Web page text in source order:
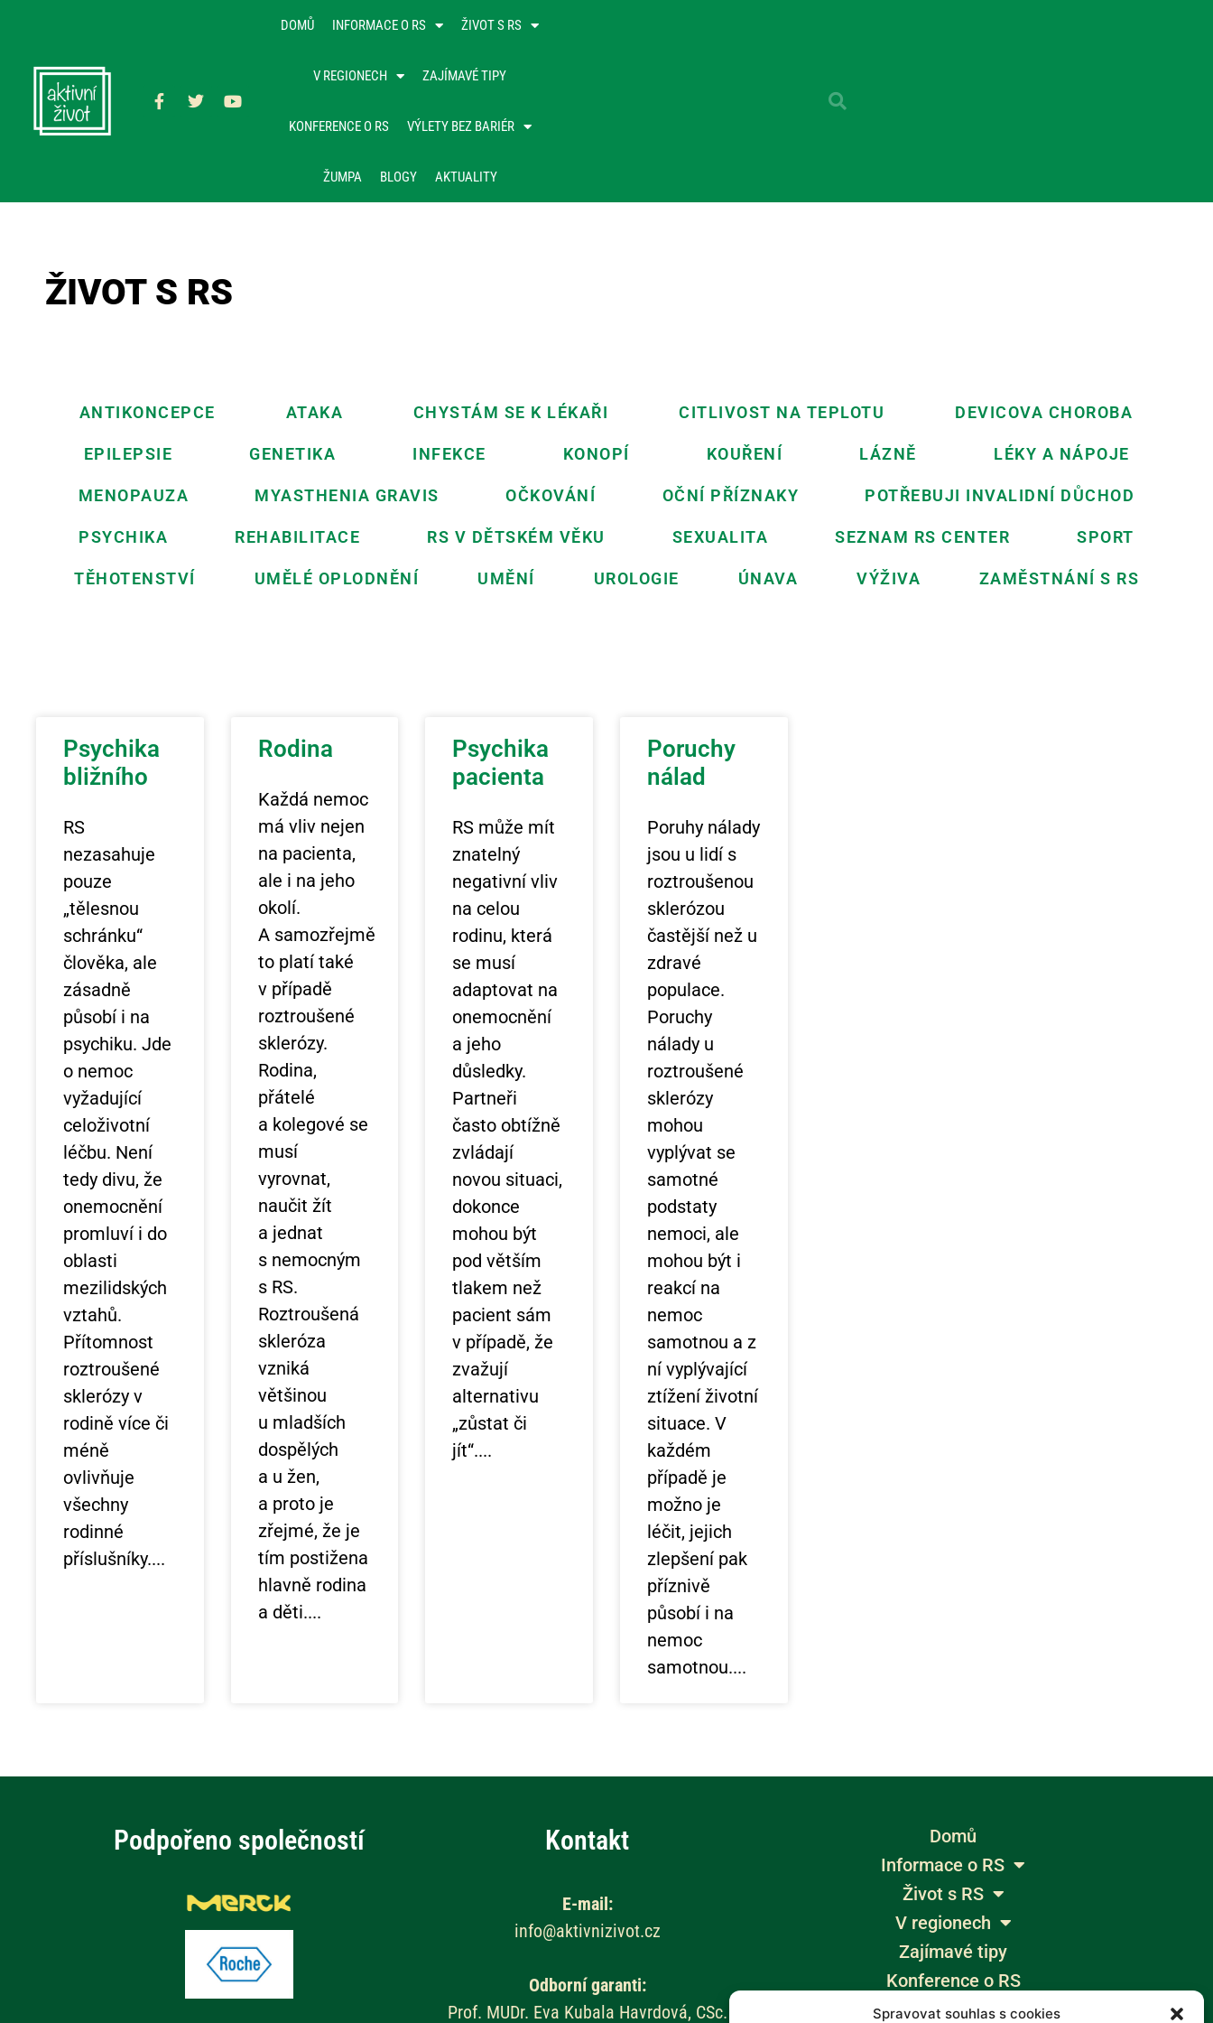
Spravovat souhlas s cookies
DOMŮ INFORMACE O RS ŽIVOT S RS
V REGIONECH ZAJÍMAVÉ TIPY
KONFERENCE O RS VÝLETY BEZ BARIÉR
ŽUMPA BLOGY AKTUALITY
ŽIVOT S RS
ANTIKONCEPCE ATAKA CHYSTÁM SE K LÉKAŘI CITLIVOST NA TEPLOTU DEVICOVA CHOROBA
EPILEPSIE GENETIKA INFEKCE KONOPÍ KOUŘENÍ LÁZNĚ LÉKY A NÁPOJE
MENOPAUZA MYASTHENIA GRAVIS OČKOVÁNÍ OČNÍ PŘÍZNAKY POTŘEBUJI INVALIDNÍ DŮCHOD
PSYCHIKA REHABILITACE RS V DĚTSKÉM VĚKU SEXUALITA SEZNAM RS CENTER SPORT
TĚHOTENSTVÍ UMĚLÉ OPLODNĚNÍ UMĚNÍ UROLOGIE ÚNAVA VÝŽIVA ZAMĚSTNÁNÍ S RS
Psychika
bližního
RS
nezasahuje
pouze
„tělesnou
schránku“
člověka, ale
zásadně
působí i na
psychiku. Jde
o nemoc
vyžadující
celoživotní
léčbu. Není
tedy divu, že
onemocnění
promluví i do
oblasti
mezilidských
vztahů.
Přítomnost
roztroušené
sklerózy v
rodině více či
méně
ovlivňuje
všechny
rodinné
příslušníky.
Rodina
Každá nemoc
má vliv nejen
na pacienta,
ale i na jeho
okolí.
A samozřejmě
to platí také
v případě
roztroušené
sklerózy.
Rodina,
přátelé
a kolegové se
musí
vyrovnat,
naučit žít
a jednat
s nemocným
s RS.
Roztroušená
skleróza
vzniká
většinou
u mladších
dospělých
a u žen,
a proto je
zřejmé, že je
tím postižena
hlavně rodina
a děti.
Psychika
pacienta
RS může mít
znatelný
negativní vliv
na celou
rodinu, která
se musí
adaptovat na
onemocnění
a jeho
důsledky.
Partneři
často obtížně
zvládají
novou situaci,
dokonce
mohou být
pod větším
tlakem než
pacient sám
v případě, že
zvažují
alternativu
„zůstat či
jít“.
Poruchy
nálad
Poruhy nálady
jsou u lidí s
roztroušenou
sklerózou
častější než u
zdravé
populace.
Poruchy
nálady u
roztroušené
sklerózy
mohou
vyplývat se
samotné
podstaty
nemoci, ale
mohou být i
reakcí na
nemoc
samotnou a z
ní vyplývající
ztížení životní
situace. V
každém
případě je
možno je
léčit, jejich
zlepšení pak
příznivě
působí i na
nemoc
samotnou.
Podpořeno společností Kontakt
E-mail:
info@aktivnizivot.cz
Odborní garanti:
Prof. MUDr. Eva Kubala Havrdová, CSc.
Domů
Informace o RS
Život s RS
V regionech
Zajímavé tipy
Konference o RS
Výlety bez bariér